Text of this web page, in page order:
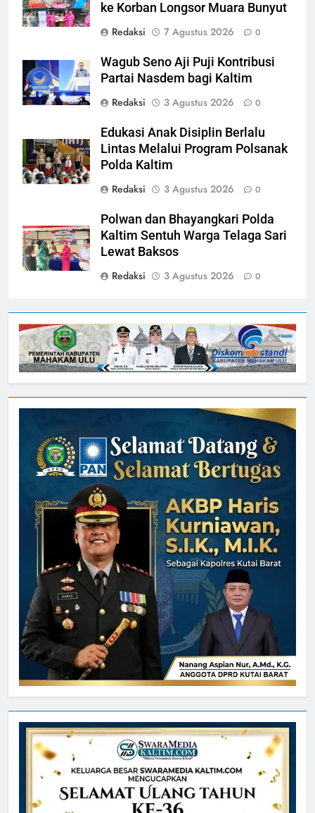
ke Korban Longsor Muara Bunyut
Redaksi
7 Agustus 2026 0
Wagub Seno Aji Puji Kontribusi
Partai Nasdem bagi Kaltim
Redaksi
3 Agustus 2026 0
Edukasi Anak Disiplin Berlalu
Lintas Melalui Program Polsanak
Polda Kaltim
Redaksi
3 Agustus 2026 0
Polwan dan Bhayangkari Polda
Kaltim Sentuh Warga Telaga Sari
Lewat Baksos
Redaksi
3 Agustus 2026 0